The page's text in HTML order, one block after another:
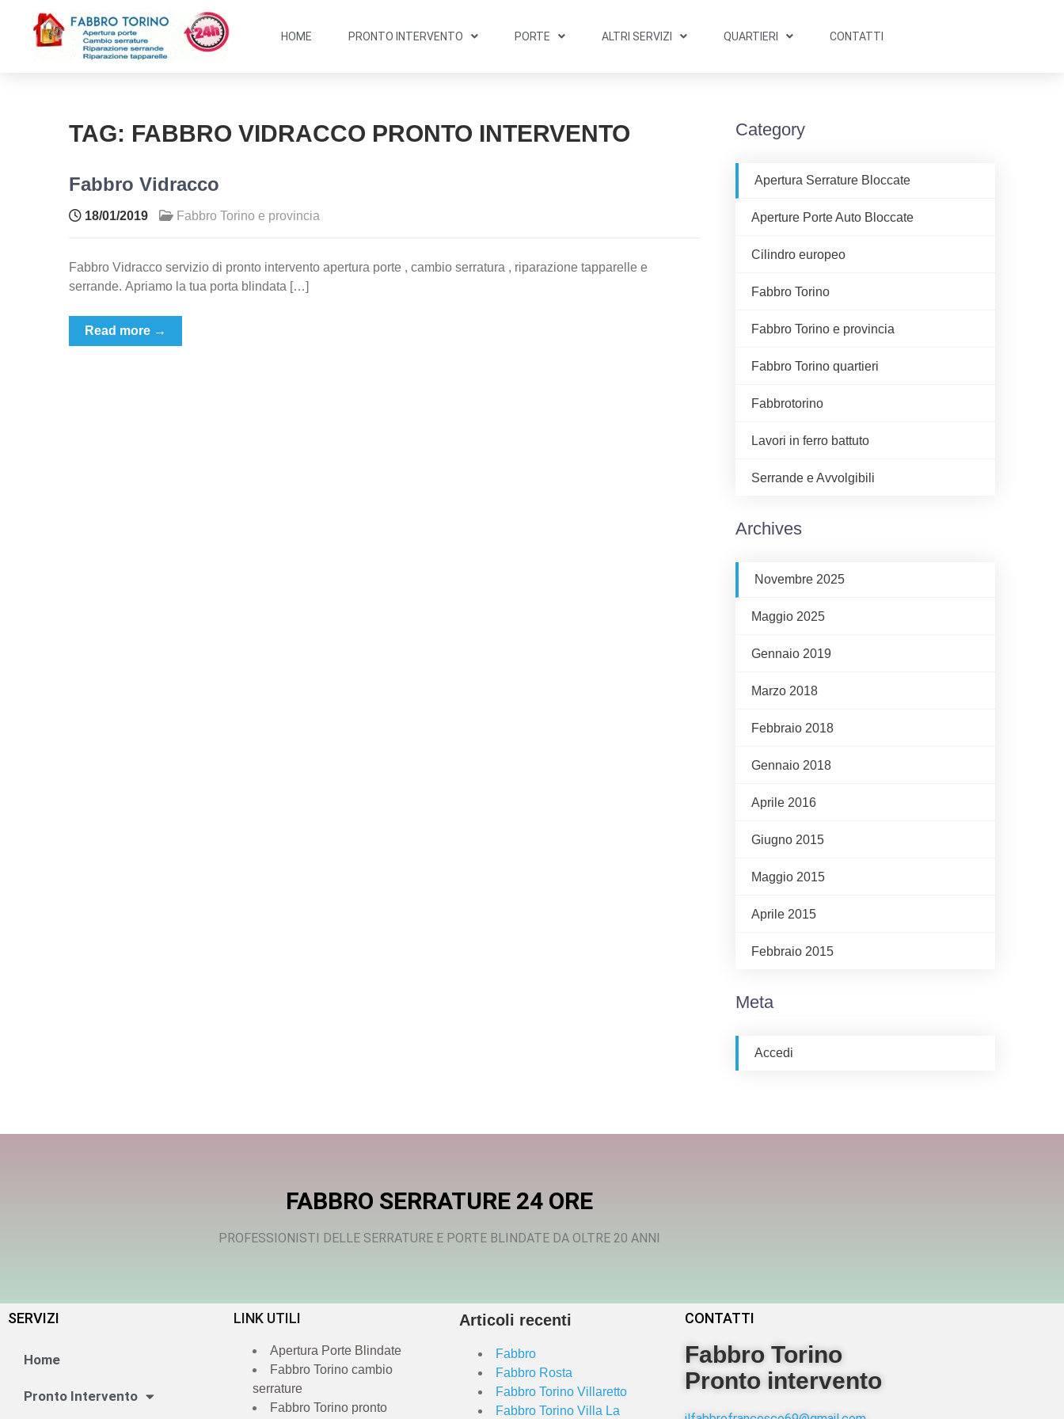
HOME PRONTO INTERVENTO PORTE ALTRI SERVIZI QUARTIERI CONTATTI
TAG: FABBRO VIDRACCO PRONTO INTERVENTO
Fabbro Vidracco
18/01/2019 Fabbro Torino e provincia
Fabbro Vidracco servizio di pronto intervento apertura porte , cambio serratura , riparazione tapparelle e
serrande. Apriamo la tua porta blindata […]
Read more →
Category
Apertura Serrature Bloccate
Aperture Porte Auto Bloccate
Cilindro europeo
Fabbro Torino
Fabbro Torino e provincia
Fabbro Torino quartieri
Fabbrotorino
Lavori in ferro battuto
Serrande e Avvolgibili
Archives
Novembre 2025
Maggio 2025
Gennaio 2019
Marzo 2018
Febbraio 2018
Gennaio 2018
Aprile 2016
Giugno 2015
Maggio 2015
Aprile 2015
Febbraio 2015
Meta
Accedi
FABBRO SERRATURE 24 ORE
PROFESSIONISTI DELLE SERRATURE E PORTE BLINDATE DA OLTRE 20 ANNI
SERVIZI
Home
Pronto Intervento
LINK UTILI
Apertura Porte Blindate
Fabbro Torino cambio
serrature
Fabbro Torino pronto
Articoli recenti
Fabbro
Fabbro Rosta
Fabbro Torino Villaretto
Fabbro Torino Villa La
CONTATTI
Fabbro Torino
Pronto intervento